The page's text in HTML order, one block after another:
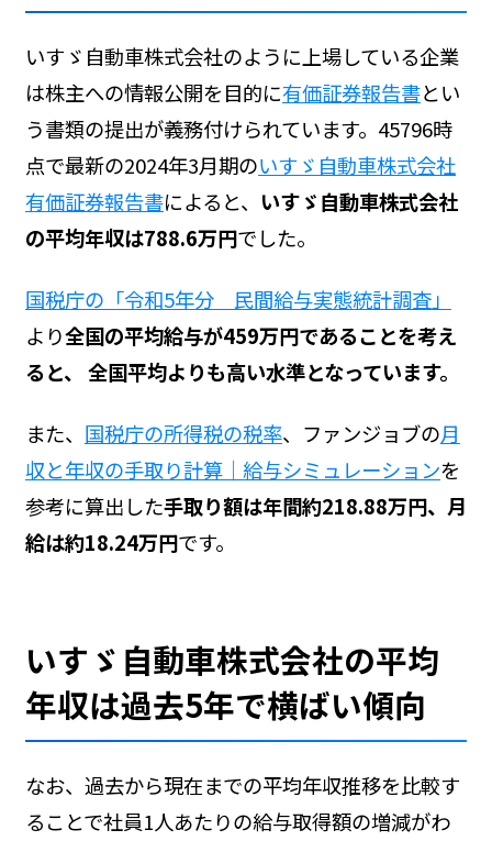
いすゞ自動車株式会社のように上場している企業
は株主への情報公開を目的に有価証券報告書とい
う書類の提出が義務付けられています。45796時
点で最新の2024年3月期のいすゞ自動車株式会社
有価証券報告書によると、 いすゞ自動車株式会社
の平均年収は788.6万円でした。
国税庁の「令和5年分 民間給与実態統計調査」
より全国の平均給与が459万円であることを考え
ると、 全国平均よりも高い水準となっています。
また、 国税庁の所得税の税率、ファンジョブの月
収と年収の手取り計算｜給与シミュレーションを
参考に算出した手取り額は年間約218.88万円、月
給は約18.24万円です。
いすゞ自動車株式会社の平均
年収は過去5年で横ばい傾向
なお、過去から現在までの平均年収推移を比較す
ることで社員1人あたりの給与取得額の増減がわ